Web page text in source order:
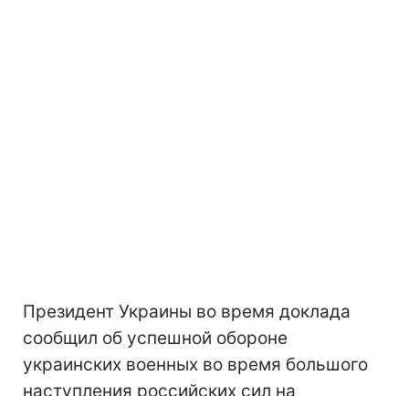
Президент Украины во время доклада
сообщил об успешной обороне
украинских военных во время большого
наступления российских сил на